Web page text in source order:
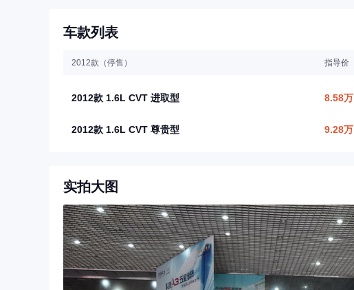
车款列表
2012款（停售） 指导价
2012款 1.6L CVT 进取型 8.58万
2012款 1.6L CVT 尊贵型 9.28万
实拍大图